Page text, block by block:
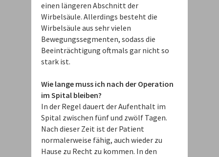
einen längeren Abschnitt der
Wirbelsäule. Allerdings besteht die
Wirbelsäule aus sehr vielen
Bewegungssegmenten, sodass die
Beeinträchtigung oftmals gar nicht so
stark ist.
Wie lange muss ich nach der Operation
im Spital bleiben?
In der Regel dauert der Aufenthalt im
Spital zwischen fünf und zwölf Tagen.
Nach dieser Zeit ist der Patient
normalerweise fähig, auch wieder zu
Hause zu Recht zu kommen. In den